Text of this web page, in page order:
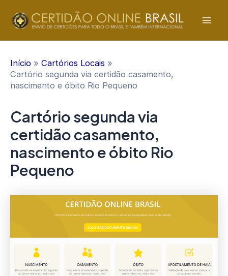
para
Início
Cartórios Locais
Cartório segunda via certidão casamento,
nascimento e óbito Rio Pequeno
Cartório segunda via
certidão casamento,
nascimento e óbito Rio
Pequeno